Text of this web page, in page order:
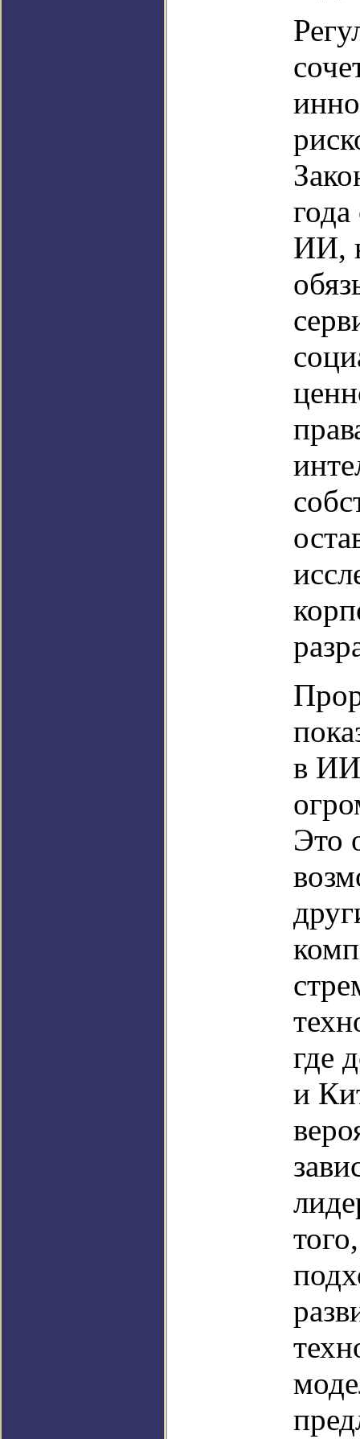
ИИ,
в ИИ
Это
где
и